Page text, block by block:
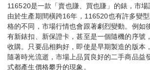
116520是一款「賣也賺、買也賺」的錶，市場
由於生產期間橫跨16年，116520也有許多變
格的不同，市場行情也會跟著劇烈變動。例如
有新錶扣、新保證卡，甚至是一個隨機的序號
收購。只要品相夠好，即使是早期製造的版本
隨著時光流逝，市場上品質良好的二手商品益
式都產生價格攀升的現象。